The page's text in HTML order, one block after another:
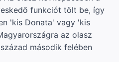
funkciót tölt be, így
'kis Donata' vagy 'kis
az olasz
második felében